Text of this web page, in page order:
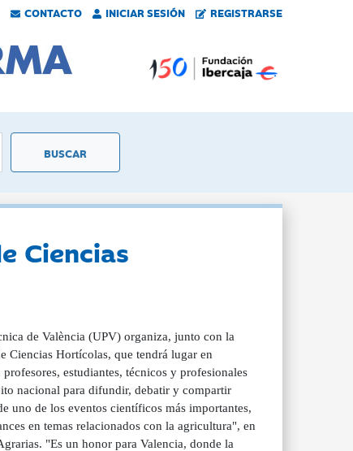
CONTACTO INICIAR SESIÓN REGISTRARSE
Ciencias
de València (UPV) organiza, junto con la
Ciencias Hortícolas, que tendrá lugar en
estudiantes, técnicos y profesionales
nacional para difundir, debatir y compartir
uno de los eventos científicos más importantes,
en temas relacionados con la agricultura", en
"Es un honor para Valencia, donde la